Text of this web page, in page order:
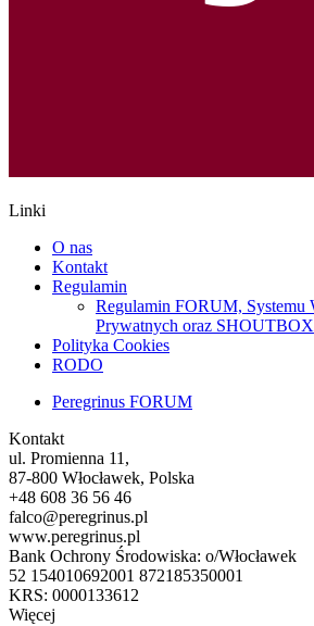
Linki
O nas
Kontakt
Regulamin
Regulamin FORUM, Systemu
Prywatnych oraz SHOUTBOX
Polityka Cookies
RODO
Peregrinus FORUM
Kontakt
ul. Promienna 11,
87-800 Włocławek, Polska
+48 608 36 56 46
falco@peregrinus.pl
www.peregrinus.pl
Bank Ochrony Środowiska: o/Włocławek
52 154010692001 872185350001
KRS: 0000133612
Więcej